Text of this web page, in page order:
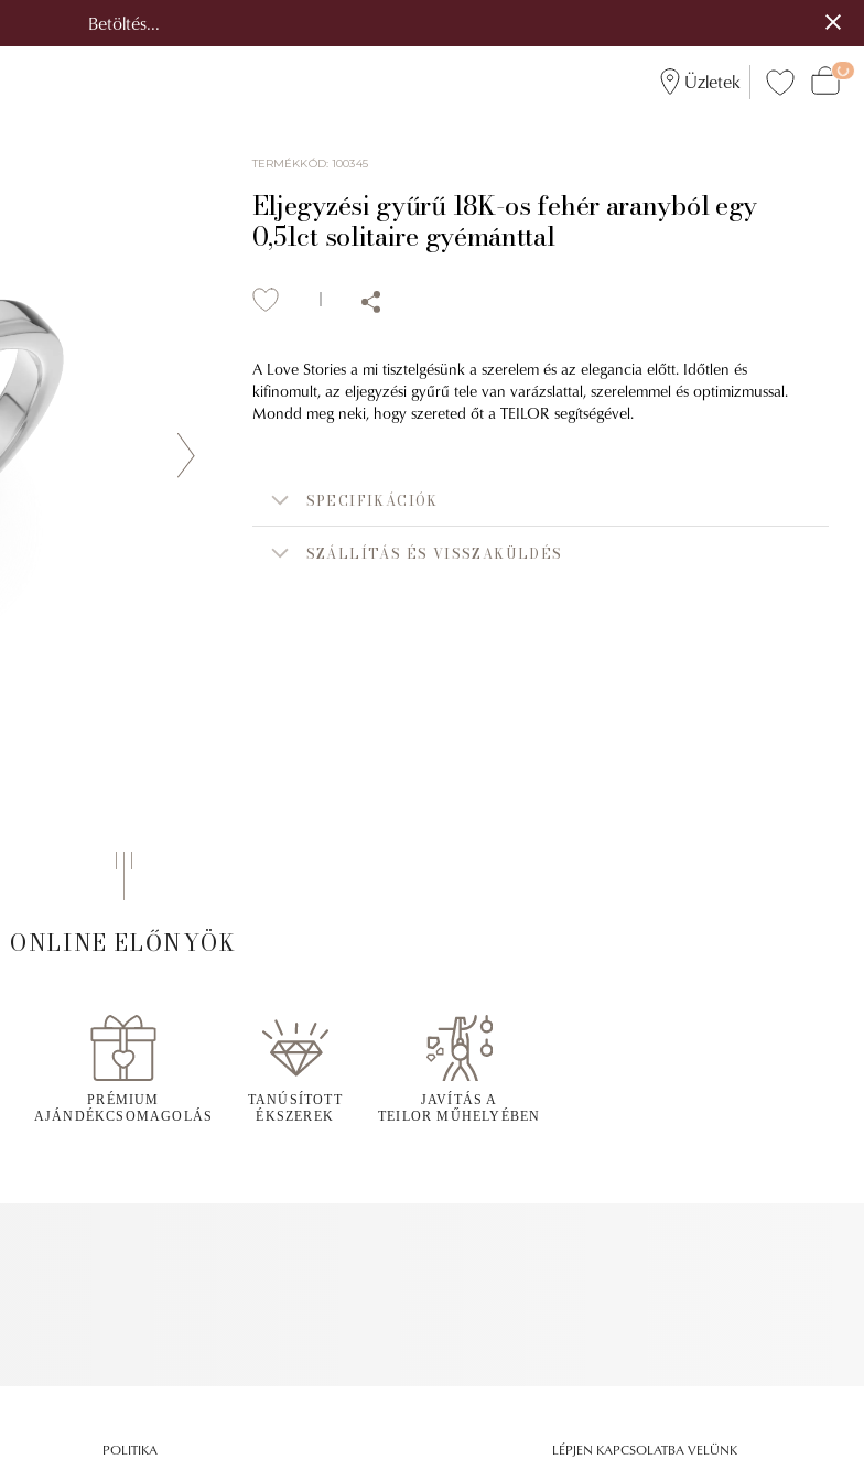
Betöltés...
Üzletek
TERMÉKKÓD:100345
Eljegyzési gyűrű 18K-os fehér aranyból egy
0,51ct solitaire gyémánttal
A Love Stories a mi tisztelgésünk a szerelem és az elegancia előtt. Időtlen és
kifinomult, az eljegyzési gyűrű tele van varázslattal, szerelemmel és optimizmussal.
Mondd meg neki, hogy szereted őt a TEILOR segítségével.
SPECIFIKÁCIÓK
SZÁLLÍTÁS ÉS VISSZAKÜLDÉS
ONLINE ELŐNYÖK
PRÉMIUM
AJÁNDÉKCSOMAGOLÁS
TANÚSÍTOTT
ÉKSZEREK
JAVÍTÁS A
TEILOR MŰHELYÉBEN
POLITIKA LÉPJEN KAPCSOLATBA VELÜNK